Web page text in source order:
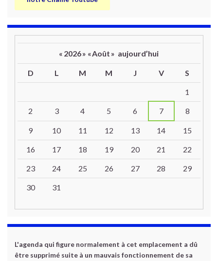
« 2026» «Août » aujourd’hui
D L M M J V S
1
2 3 4 5 6 7 8
9 10 11 12 13 14 15
16 17 18 19 20 21 22
23 24 25 26 27 28 29
30 31
L'agenda qui figure normalement à cet emplacement a dû
être supprimé suite à un mauvais fonctionnement de sa